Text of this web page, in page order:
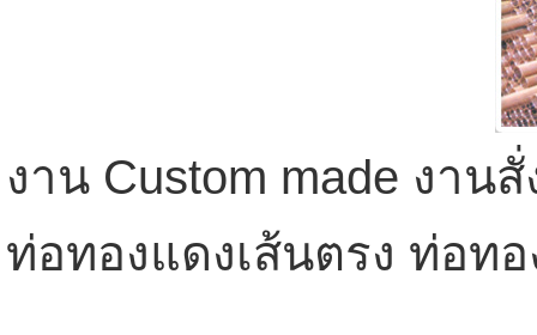
งาน Custom made งา
ท่อทองแดงเส้นตรง ท่อท